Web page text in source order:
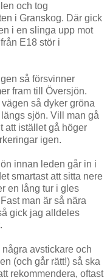
och tog
i Granskog. Där gick
i en slinga upp mot
E18 stör i
så försvinner
fram till Översjön.
så dyker gröna
sjön. Vill man gå
att istället gå höger
igen.
innan leden går in i
smartast att sitta nere
en lång tur i gles
man är så nära
gick jag alldeles
avstickare och
(och går rätt!) så ska
rekommendera, oftast